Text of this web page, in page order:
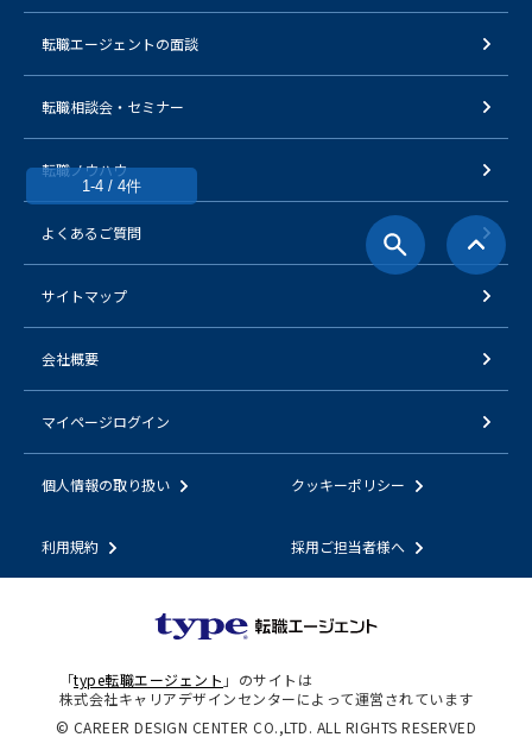
1-4 / 4件
転職エージェントの面談
転職相談会・セミナー
転職ノウハウ
よくあるご質問
サイトマップ
会社概要
マイページログイン
個人情報の取り扱い クッキーポリシー
利用規約 採用ご担当者様へ
「type転職エージェント 」のサイトは
株式会社キャリアデザインセンターによって運営されています
© CAREER DESIGN CENTER CO.,LTD. ALL RIGHTS RESERVED